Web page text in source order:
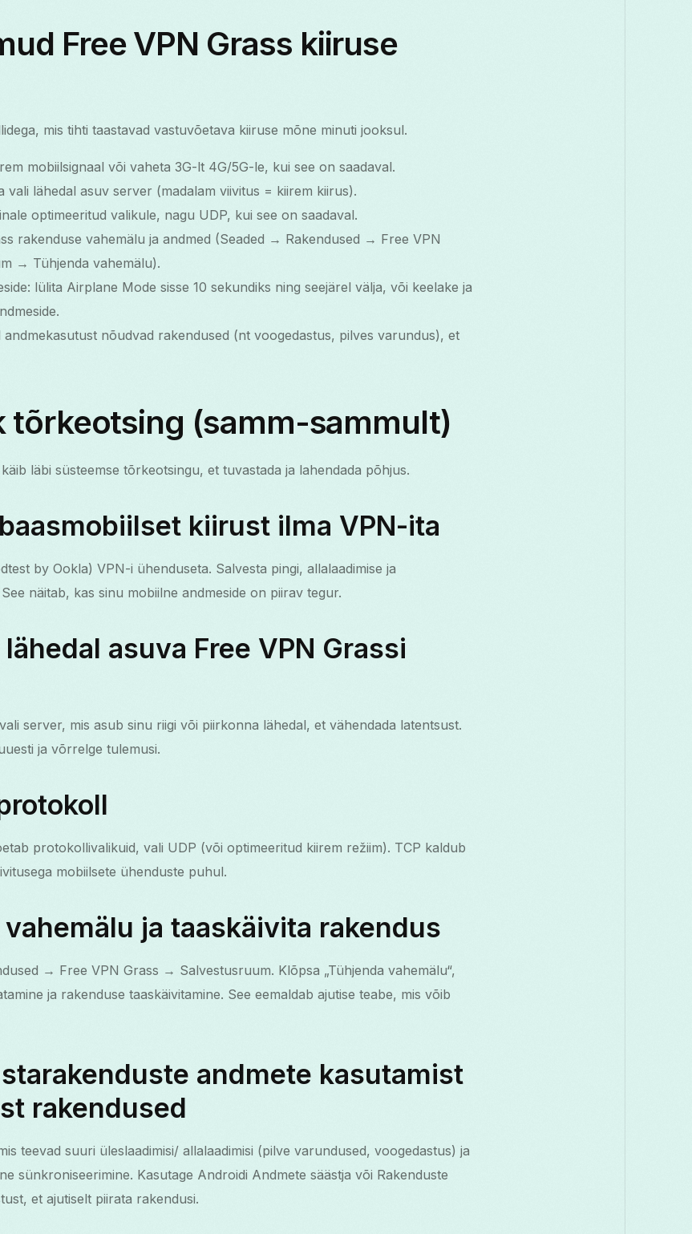
Free VPN Grass kiiruse
mis tihti taastavad vastuvõetava kiiruse mõne minuti jooksul.
mobiilsignaal või vaheta 3G-lt 4G/5G-le, kui see on saadaval.
vali lähedal asuv server (madalam viivitus = kiirem kiirus).
optimeeritud valikule, nagu UDP, kui see on saadaval.
rakenduse vahemälu ja andmed (Seaded → Rakendused → Free VPN
→ Tühjenda vahemälu).
lülita Airplane Mode sisse 10 sekundiks ning seejärel välja, või keelake ja
andmekasutust nõudvad rakendused (nt voogedastus, pilves varundus), et
tõrkeotsing (samm-sammult)
läbi süsteemse tõrkeotsingu, et tuvastada ja lahendada põhjus.
kiirust ilma VPN-ita
by Ookla) VPN-i ühenduseta. Salvesta pingi, allalaadimise ja
näitab, kas sinu mobiilne andmeside on piirav tegur.
asuva Free VPN Grassi
server, mis asub sinu riigi või piirkonna lähedal, et vähendada latentsust.
ja võrrelge tulemusi.
protokollivalikuid, vali UDP (või optimeeritud kiirem režiim). TCP kaldub
mobiilsete ühenduste puhul.
ja taaskäivita rakendus
→ Free VPN Grass → Salvestusruum. Klõpsa „Tühjenda vahemälu“,
ja rakenduse taaskäivitamine. See eemaldab ajutise teabe, mis võib
andmete kasutamist
rakendused
teevad suuri üleslaadimisi/ allalaadimisi (pilve varundused, voogedastus) ja
sünkroniseerimine. Kasutage Androidi Andmete säästja või Rakenduste
et ajutiselt piirata rakendusi.